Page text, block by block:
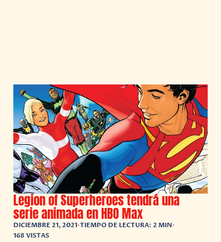
Legion of Superheroes tendrá una
serie animada en HBO Max
DICIEMBRE 21, 2021•TIEMPO DE LECTURA: 2 MIN•
168 VISTAS